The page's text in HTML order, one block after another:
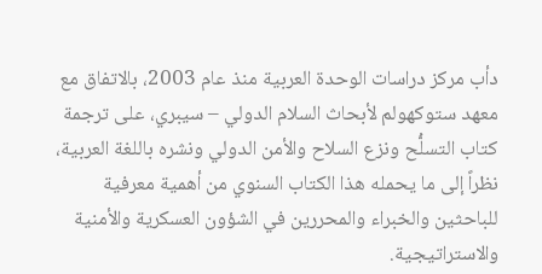
دأب مركز دراسات الوحدة العربية منذ عام 2003، بالاتفاق مع
معهد ستوكهولم لأبحاث السلام الدولي – سيبري، على ترجمة
كتاب التسلُّح ونزع السلاح والأمن الدولي ونشره باللغة العربية،
نظراً إلى ما يحمله هذا الكتاب السنوي من أهمية معرفية
للباحثين والخبراء والمحررين في الشؤون العسكرية والأمنية
والاستراتيجية.